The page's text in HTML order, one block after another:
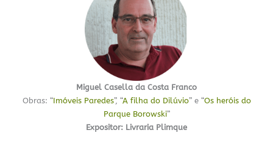
Miguel Casella da Costa Franco
Obras: “Imóveis Paredes”, “A filha do Dilúvio” e “Os heróis do
Parque Borowski”
Expositor: Livraria Plimque